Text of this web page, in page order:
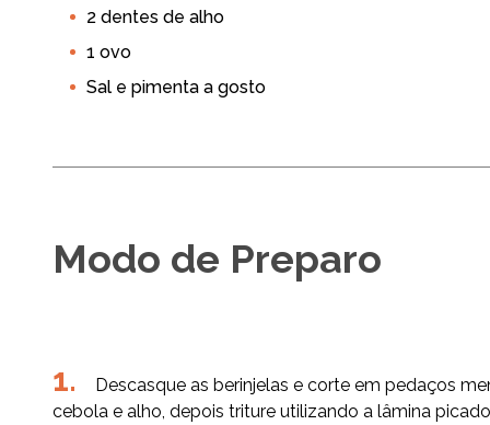
Multi Processador
2 dentes de alho
1 ovo
Sal e pimenta a gosto
Modo de Preparo
Descasque as berinjelas e corte em pedaços
cebola e alho, depois triture utilizando a lâmina